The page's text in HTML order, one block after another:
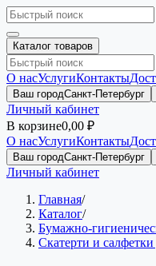
Каталог товаров
О насУслугиКонтакты
Ваш городСанкт-Петербург
Личный кабинет
В корзине0,00 ₽
О насУслугиКонтакты
Ваш городСанкт-Петербург
Личный кабинет
Главная/
Каталог/
Бумажно-
Скатерти и